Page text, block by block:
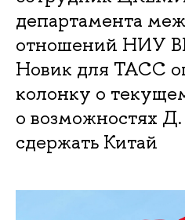
департамента
отношений НИУ
Новик для ТАСС
колонку о
о возможностях
сдержать Китай